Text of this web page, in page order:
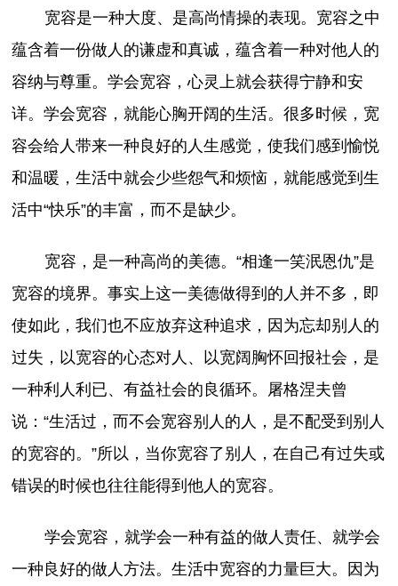
宽容是一种大度、是高尚情操的表现。宽容之中
蕴含着一份做人的谦虚和真诚，蕴含着一种对他人的
容纳与尊重。学会宽容，心灵上就会获得宁静和安
详。学会宽容，就能心胸开阔的生活。很多时候，宽
容会给人带来一种良好的人生感觉，使我们感到愉悦
和温暖，生活中就会少些怨气和烦恼，就能感觉到生
活中“快乐”的丰富，而不是缺少。
宽容，是一种高尚的美德。“相逢一笑泯恩仇”是
宽容的境界。事实上这一美德做得到的人并不多，即
使如此，我们也不应放弃这种追求，因为忘却别人的
过失，以宽容的心态对人、以宽阔胸怀回报社会，是
一种利人利已、有益社会的良循环。屠格涅夫曾
说：“生活过，而不会宽容别人的人，是不配受到别人
的宽容的。”所以，当你宽容了别人，在自己有过失或
错误的时候也往往能得到他人的宽容。
学会宽容，就学会一种有益的做人责任、就学会
一种良好的做人方法。生活中宽容的力量巨大。因为